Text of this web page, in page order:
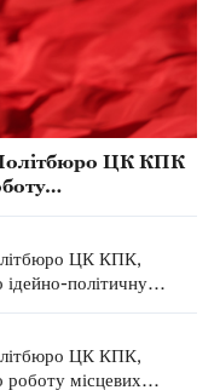
Політбюро ЦК КПК
ЦК КПК,
політичну
ЦК КПК,
місцевих